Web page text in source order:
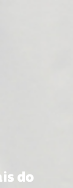
do